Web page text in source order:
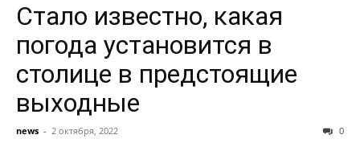
Стало известно, какая
погода установится в
столице в предстоящие
выходные
news - 2 октября, 2022 0